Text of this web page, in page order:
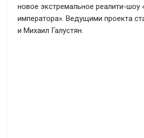
новое экстремальное реалити-
императора». Ведущими проекта
и Михаил Галустян.